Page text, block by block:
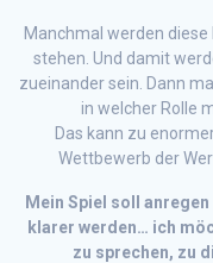
Manchmal werden
stehen. Und damit
zueinander sein. Dann
in welcher Rolle
Das kann zu
Wettbewerb der
Mein Spiel soll
klarer werden… ich
zu sprechen, zu